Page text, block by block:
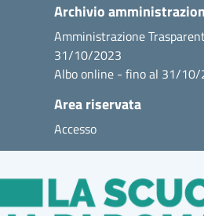
Archivio
Amministrazione
31/10/2023
Albo online - fino al 31/10/
Area riservata
Accesso